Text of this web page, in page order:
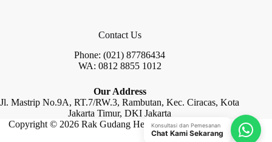
Contact Us
Phone: (021) 87786434
WA: 0812 8855 1012
Our Address
Jl. Mastrip No.9A, RT.7/RW.3, Rambutan, Kec. Ciracas, Kota
Jakarta Timur, DKI Jakarta
Copyright © 2026 Rak Gudang Heayy Duty by Raja Rak
Konsultasi dan Pemesanan
Chat Kami Sekarang